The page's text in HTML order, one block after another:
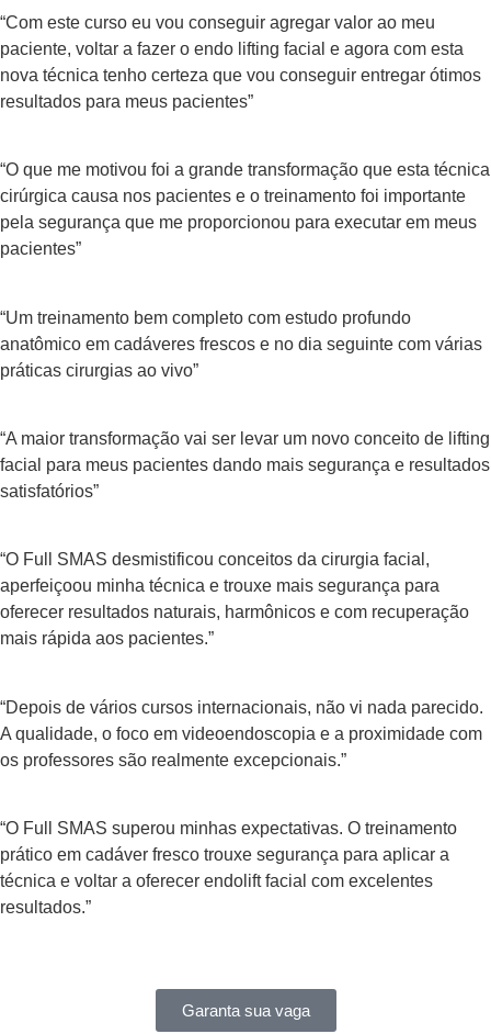
“Com este curso eu vou conseguir agregar valor ao meu
paciente, voltar a fazer o endo lifting facial e agora com esta
nova técnica tenho certeza que vou conseguir entregar ótimos
resultados para meus pacientes”
“O que me motivou foi a grande transformação que esta técnica
cirúrgica causa nos pacientes e o treinamento foi importante
pela segurança que me proporcionou para executar em meus
pacientes”
“Um treinamento bem completo com estudo profundo
anatômico em cadáveres frescos e no dia seguinte com várias
práticas cirurgias ao vivo”
“A maior transformação vai ser levar um novo conceito de lifting
facial para meus pacientes dando mais segurança e resultados
satisfatórios”
“O Full SMAS desmistificou conceitos da cirurgia facial,
aperfeiçoou minha técnica e trouxe mais segurança para
oferecer resultados naturais, harmônicos e com recuperação
mais rápida aos pacientes.”
“Depois de vários cursos internacionais, não vi nada parecido.
A qualidade, o foco em videoendoscopia e a proximidade com
os professores são realmente excepcionais.”
“O Full SMAS superou minhas expectativas. O treinamento
prático em cadáver fresco trouxe segurança para aplicar a
técnica e voltar a oferecer endolift facial com excelentes
resultados.”
Garanta sua vaga